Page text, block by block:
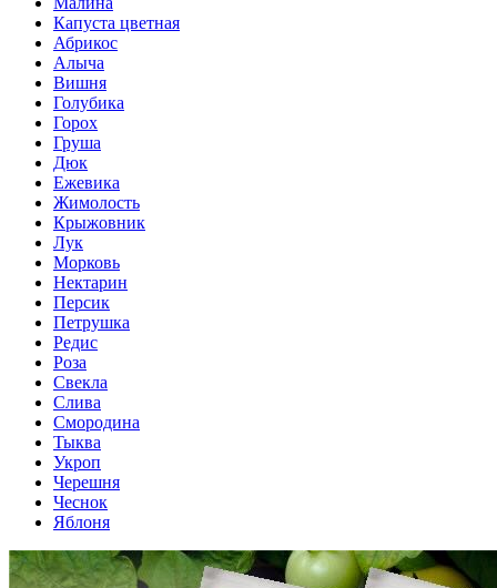
Капуста цветная
Абрикос
Алыча
Вишня
Голубика
Горох
Груша
Дюк
Ежевика
Жимолость
Крыжовник
Лук
Морковь
Нектарин
Персик
Петрушка
Редис
Роза
Свекла
Слива
Смородина
Тыква
Укроп
Черешня
Чеснок
Яблоня